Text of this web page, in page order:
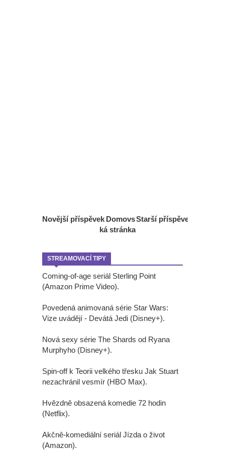
Novější příspěvek Starší příspěvek
Domovs
ká stránka
STREAMOVACÍ TIPY
Coming-of-age seriál Sterling Point
(Amazon Prime Video).
Povedená animovaná série Star Wars:
Vize uvádějí - Devátá Jedi (Disney+).
Nová sexy série The Shards od Ryana
Murphyho (Disney+).
Spin-off k Teorii velkého třesku Jak Stuart
nezachránil vesmír (HBO Max).
Hvězdně obsazená komedie 72 hodin
(Netflix).
Akčně-komediální seriál Jízda o život
(Amazon).